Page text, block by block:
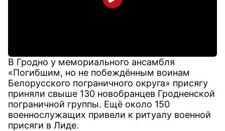
В Гродно у мемориального ансамбля
«Погибшим, но не побеждённым воинам
Белорусского пограничного округа» присягу
приняли свыше 130 новобранцев Гродненской
пограничной группы. Ещё около 150
военнослужащих привели к ритуалу военной
присяги в Лиде.